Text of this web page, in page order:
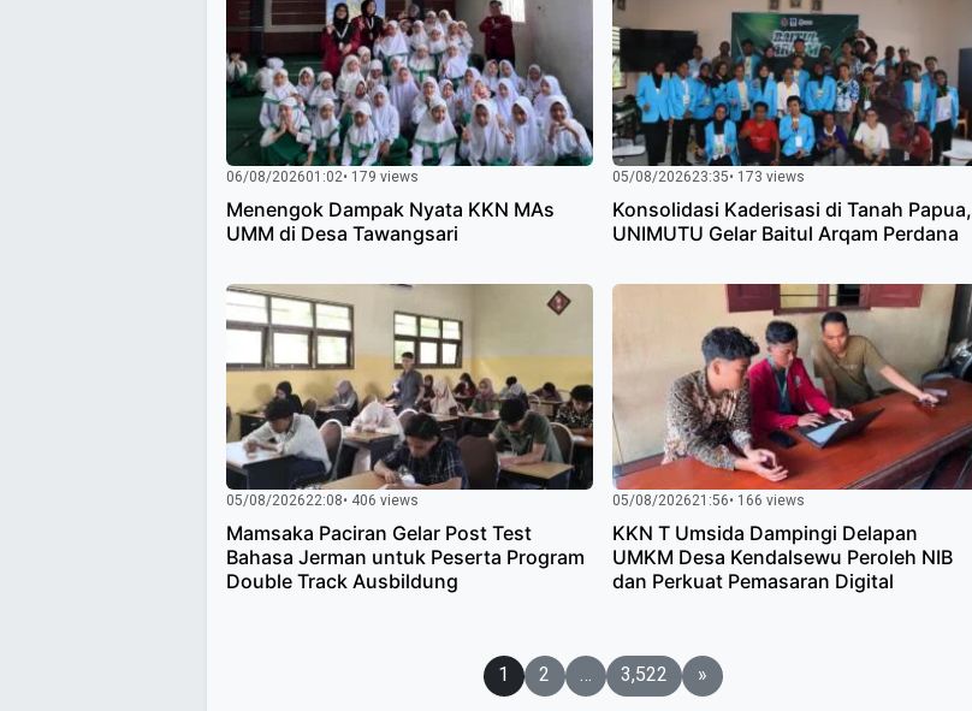
06/08/202601:02• 179 views
Menengok Dampak Nyata KKN MAs
UMM di Desa Tawangsari
05/08/202623:35• 173 views
Konsolidasi Kaderisasi di Tanah Papua,
UNIMUTU Gelar Baitul Arqam Perdana
05/08/202622:08• 406 views
Mamsaka Paciran Gelar Post Test
Bahasa Jerman untuk Peserta Program
Double Track Ausbildung
05/08/202621:56• 166 views
KKN T Umsida Dampingi Delapan
UMKM Desa Kendalsewu Peroleh NIB
dan Perkuat Pemasaran Digital
1 2 … 3,522 »